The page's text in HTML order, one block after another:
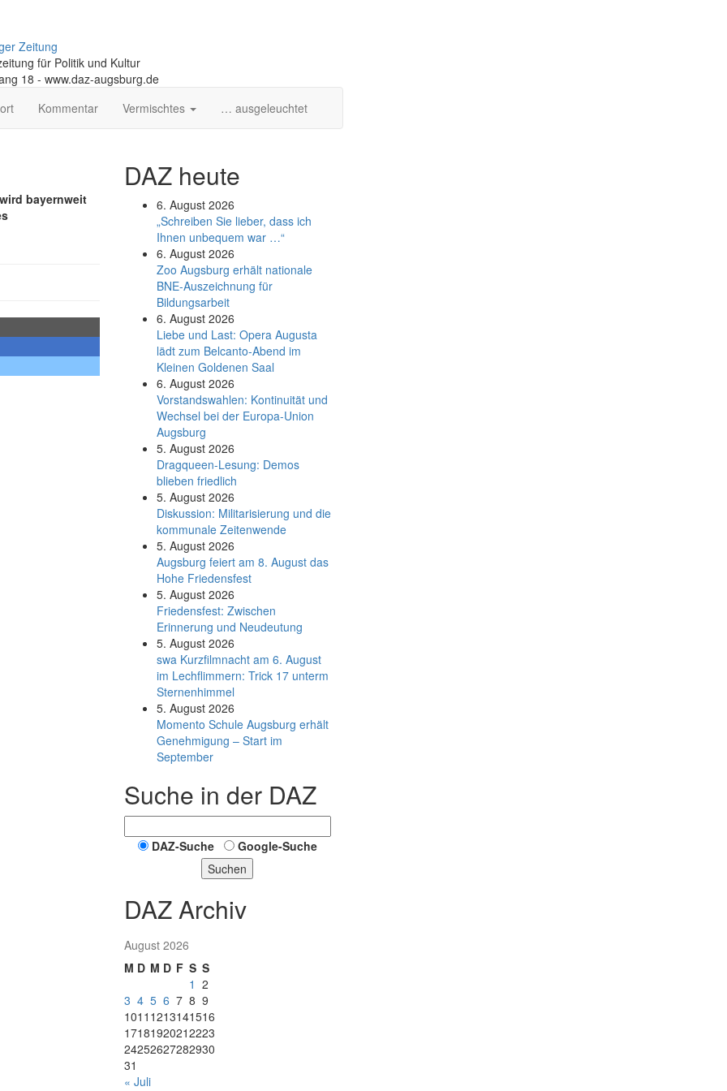
Zeitung
für Politik und Kultur
18 - www.daz-augsburg.de
Kommentar Vermischtes … ausgeleuchtet
bayernweit
DAZ heute
6. August 2026
„Schreiben Sie lieber, dass ich
Ihnen unbequem war …“
6. August 2026
Zoo Augsburg erhält nationale
BNE-Auszeichnung für
Bildungsarbeit
6. August 2026
Liebe und Last: Opera Augusta
lädt zum Belcanto-Abend im
Kleinen Goldenen Saal
6. August 2026
Vorstandswahlen: Kontinuität und
Wechsel bei der Europa-Union
Augsburg
5. August 2026
Dragqueen-Lesung: Demos
blieben friedlich
5. August 2026
Diskussion: Mi­li­ta­ri­sie­rung und die
kommunale Zeitenwende
5. August 2026
Augsburg feiert am 8. August das
Hohe Friedensfest
5. August 2026
Friedensfest: Zwischen
Erinnerung und Neudeutung
5. August 2026
swa Kurz­film­nacht am 6. August
im Lech­flim­mern: Trick 17 unterm
Sternen­himmel
5. August 2026
Momento Schule Augsburg erhält
Genehmigung – Start im
September
Suche in der DAZ
DAZ-Suche
Google-Suche
Suchen
DAZ Archiv
August 2026
M D M D F S S
1 2
3 4 5 6 7 8 9
1011 1213141516
17181920212223
24252627282930
31
« Juli